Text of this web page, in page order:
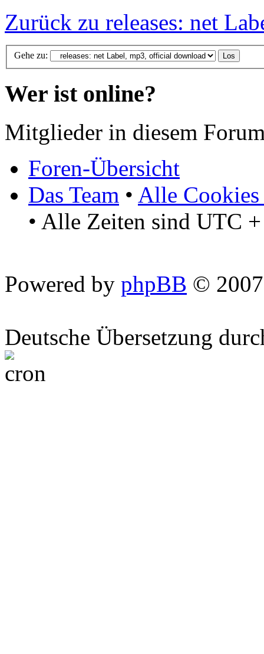
Zurück zu releases: net
Gehe zu:
Wer ist online?
Mitglieder in diesem
Foren-Übersicht
Das Team • Alle Cookies
• Alle Zeiten sind UTC
Powered by phpBB ©
Deutsche Übersetzung